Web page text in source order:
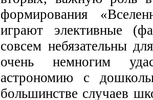
формирования
играют элективные
совсем небязательны
очень немногим
астрономию с
большинстве случаев